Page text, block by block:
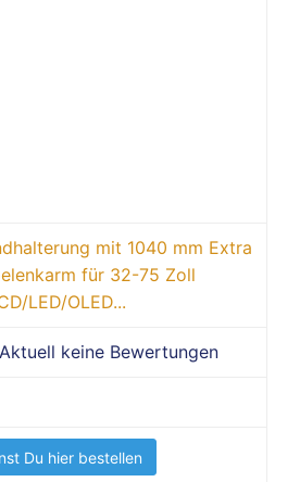
mit 1040 mm Extra
für 32-75 Zoll
LED/OLED...
Aktuell keine Bewertungen
Du hier bestellen